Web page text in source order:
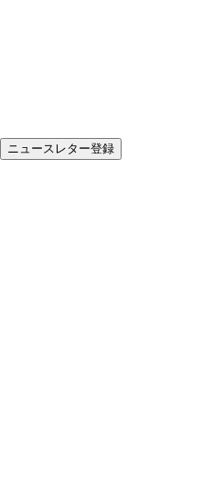
ニュースレター登録